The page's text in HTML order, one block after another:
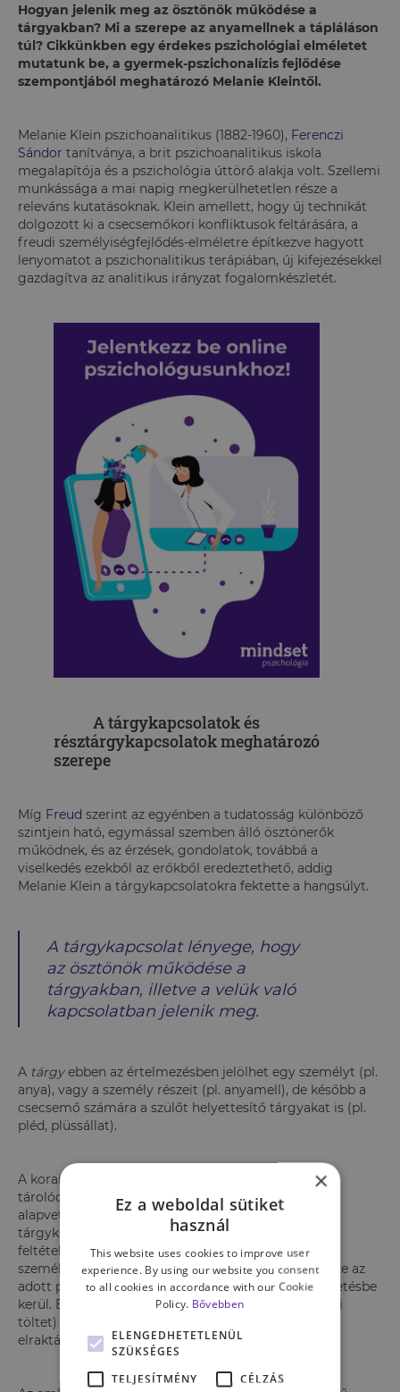
Hogyan jelenik meg az ösztönök működése a
tárgyakban? Mi a szerepe az anyamellnek a tápláláson
túl? Cikkünkben egy érdekes pszichológiai elméletet
mutatunk be, a gyermek-pszichonalízis fejlődése
szempontjából meghatározó Melanie Kleintől.
Melanie Klein pszichoanalitikus (1882-1960), Ferenczi
Sándor tanítványa, a brit pszichoanalitikus iskola
megalapítója és a pszichológia úttörő alakja volt. Szellemi
munkássága a mai napig megkerülhetetlen része a
releváns kutatásoknak. Klein amellett, hogy új technikát
dolgozott ki a csecsemőkori konfliktusok feltárására, a
freudi személyiségfejlődés-elméletre építkezve hagyott
lenyomatot a pszichonalitikus terápiában, új kifejezésekkel
gazdagítva az analitikus irányzat fogalomkészletét.
A tárgykapcsolatok és
résztárgykapcsolatok meghatározó
szerepe
Míg Freud szerint az egyénben a tudatosság különböző
szintjein ható, egymással szemben álló ösztönerők
működnek, és az érzések, gondolatok, továbbá a
viselkedés ezekből az erőkből eredeztethető, addig
Melanie Klein a tárgykapcsolatokra fektette a hangsúlyt.
A tárgykapcsolat lényege, hogy
az ösztönök működése a
tárgyakban, illetve a velük való
kapcsolatban jelenik meg.
A tárgyebben az értelmezésben jelölhet egy személyt (pl.
anya), vagy a személy részeit (pl. anyamell), de később a
csecsemő számára a szülőt helyettesítő tárgyakat is (pl.
pléd, plüssállat).
A korai kapcsolati tapasztalatok az emlékekben
tárolódnak tudattalanul, és a személyiségre nézve
alapvető formáló hatásuk van. A szintén
tárgykapcsolatokban gondolkodó Kernberg azt
feltételezte, hogy az anyának (mint vonatkoztatási
személynek) az aktív része, és a csecsemő aktív része az
adott pillanatban domináló érzelem által összeköttetésbe
kerül. Ez az egység (anya része-gyerek része-érzelmi
töltet) alkot egy résztárgykapcsolati diádot, ami
elraktározódik az emlékezetben.
×
Ez a weboldal sütiket
használ
This website uses cookies to improve user
experience. By using our website you consent
to all cookies in accordance with our Cookie
Policy. Bővebben
ELENGEDHETETLENÜL
SZÜKSÉGES
TELJESÍTMÉNY
CÉLZÁS